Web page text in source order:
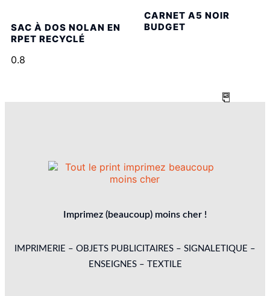
SAC À DOS NOLAN EN
RPET RECYCLÉ
CARNET A5 NOIR
BUDGET
Imprimez (beaucoup) moins cher !
IMPRIMERIE – OBJETS PUBLICITAIRES – SIGNALETIQUE –
ENSEIGNES – TEXTILE